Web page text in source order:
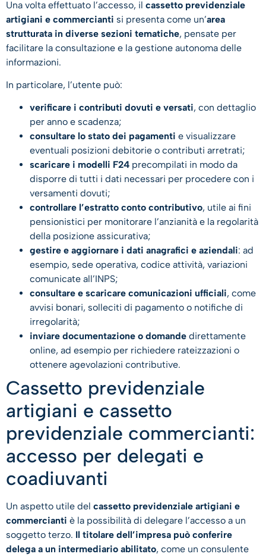
Una volta effettuato l’accesso, il cassetto previdenziale
artigiani e commercianti si presenta come un’area
strutturata in diverse sezioni tematiche, pensate per
facilitare la consultazione e la gestione autonoma delle
informazioni.
In particolare, l’utente può:
verificare i contributi dovuti e versati, con dettaglio
per anno e scadenza;
consultare lo stato dei pagamenti e visualizzare
eventuali posizioni debitorie o contributi arretrati;
scaricare i modelli F24 precompilati in modo da
disporre di tutti i dati necessari per procedere con i
versamenti dovuti;
controllare l’estratto conto contributivo, utile ai fini
pensionistici per monitorare l’anzianità e la regolarità
della posizione assicurativa;
gestire e aggiornare i dati anagrafici e aziendali: ad
esempio, sede operativa, codice attività, variazioni
comunicate all’INPS;
consultare e scaricare comunicazioni ufficiali, come
avvisi bonari, solleciti di pagamento o notifiche di
irregolarità;
inviare documentazione o domande direttamente
online, ad esempio per richiedere rateizzazioni o
ottenere agevolazioni contributive.
Cassetto previdenziale
artigiani e cassetto
previdenziale commercianti:
accesso per delegati e
coadiuvanti
Un aspetto utile del cassetto previdenziale artigiani e
commercianti è la possibilità di delegare l’accesso a un
soggetto terzo. Il titolare dell’impresa può conferire
delega a un intermediario abilitato, come un consulente